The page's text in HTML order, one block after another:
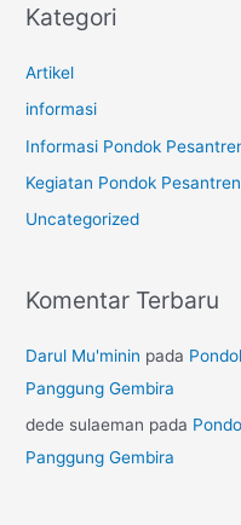
Kategori
Artikel
informasi
Informasi Pondok
Kegiatan Pondok Pesantren
Uncategorized
Komentar Terbaru
Darul Mu'minin pada
Panggung Gembira
dede sulaeman pada
Panggung Gembira